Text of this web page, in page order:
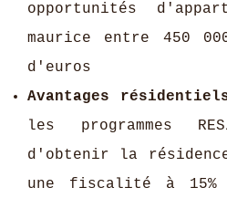
opportunités
maurice entre 450
d'euros
Avantages
les programmes
d'obtenir la résidence
une fiscalité à 15%